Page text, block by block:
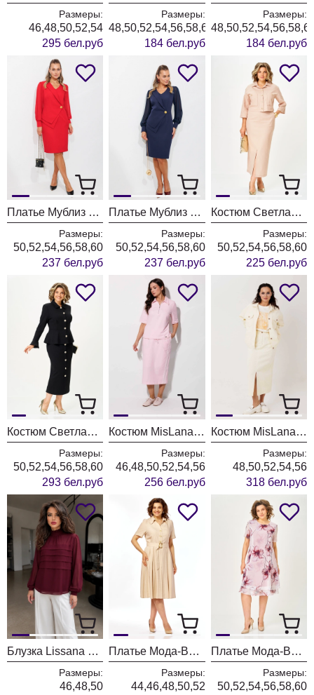
Размеры:
46,48,50,52,54
295 бел.руб
Размеры:
48,50,52,54,56,58,60,62
184 бел.руб
Размеры:
184 бел.руб
Платье Мублиз 342 красный
Размеры:
50,52,54,56,58,60
237 бел.руб
Платье Мублиз 342 синий
Размеры:
50,52,54,56,58,60
237 бел.руб
Костюм Светлана-Стиль 2381 бежевый джинс
Размеры:
50,52,54,56,58,60
225 бел.руб
Костюм Светлана-Стиль 2376 черный
Размеры:
50,52,54,56,58,60
293 бел.руб
Костюм MisLana 1316 розовый
Размеры:
46,48,50,52,54,56
256 бел.руб
Костюм MisLana 1245к молочный + сливочный
Размеры:
48,50,52,54,56
318 бел.руб
Блузка Lissana 5058 бургунди
Размеры:
46,48,50
Платье Мода-Версаль 2662 сливочный
Размеры:
44,46,48,50,52
Платье Мода-Версаль 2383/пудра
Размеры:
50,52,54,56,58,60